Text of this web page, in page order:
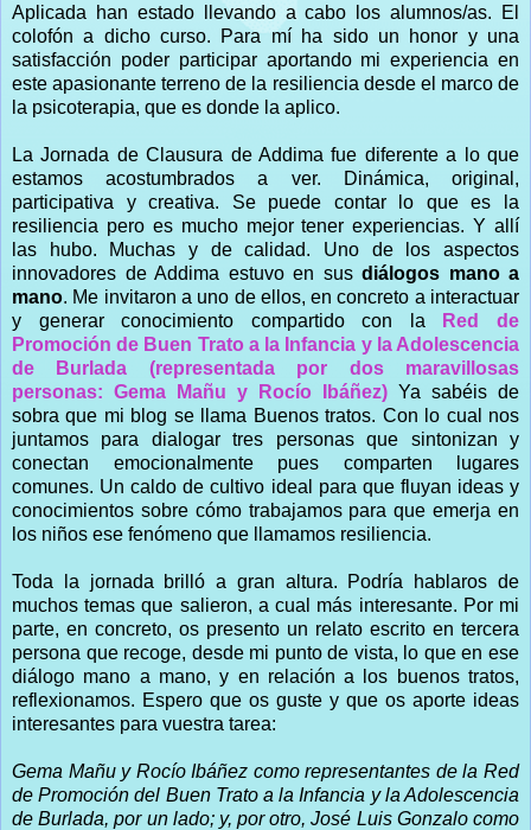
Aplicada han estado llevando a cabo los alumnos/as. El
colofón a dicho curso. Para mí ha sido un honor y una
satisfacción poder participar aportando mi experiencia en
este apasionante terreno de la resiliencia desde el marco de
la psicoterapia, que es donde la aplico.
La Jornada de Clausura de Addima fue diferente a lo que
estamos acostumbrados a ver. Dinámica, original,
participativa y creativa. Se puede contar lo que es la
resiliencia pero es mucho mejor tener experiencias. Y allí
las hubo. Muchas y de calidad. Uno de los aspectos
innovadores de Addima estuvo en sus diálogos mano a
mano. Me invitaron a uno de ellos, en concreto a interactuar
y generar conocimiento compartido con la
Red de
Promoción de Buen Trato a la Infancia y la Adolescencia
de Burlada (representada por dos maravillosas
personas: Gema Mañu y Rocío Ibáñez) Ya sabéis de
sobra que mi blog se llama Buenos tratos. Con lo cual nos
juntamos para dialogar tres personas que sintonizan y
conectan emocionalmente pues comparten lugares
comunes. Un caldo de cultivo ideal para que fluyan ideas y
conocimientos sobre cómo trabajamos para que emerja en
los niños ese fenómeno que llamamos resiliencia.
Toda la jornada brilló a gran altura. Podría hablaros de
muchos temas que salieron, a cual más interesante. Por mi
parte, en concreto, os presento un relato escrito en tercera
persona que recoge, desde mi punto de vista, lo que en ese
diálogo mano a mano, y en relación a los buenos tratos,
reflexionamos. Espero que os guste y que os aporte ideas
interesantes para vuestra tarea:
Gema Mañu y Rocío Ibáñez como representantes de la Red
de Promoción del Buen Trato a la Infancia y la Adolescencia
de Burlada, por un lado; y, por otro, José Luis Gonzalo como